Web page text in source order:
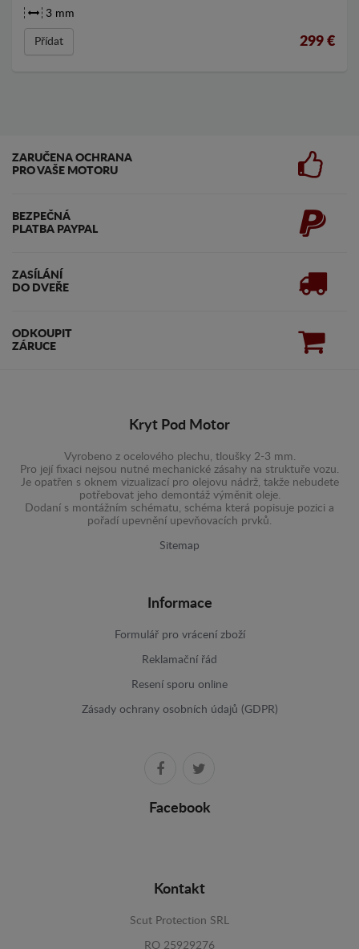
3 mm
Přídat 299 €
ZARUČENA OCHRANA
PRO VAŠE MOTORU
BEZPEČNÁ
PLATBA PAYPAL
ZASÍLÁNÍ
DO DVEŘE
ODKOUPIT
ZÁRUCE
Kryt Pod Motor
Vyrobeno z ocelového plechu, tloušky 2-3 mm.
Pro její fixaci nejsou nutné mechanické zásahy na struktuře vozu.
Je opatřen s oknem vizualizací pro olejovu nádrž, takže nebudete
potřebovat jeho demontáž výměnit oleje.
Dodaní s montážním schématu, schéma která popisuje pozici a
pořadí upevnění upevňovacích prvků.
Sitemap
Informace
Formulář pro vrácení zboží
Reklamační řád
Resení sporu online
Zásady ochrany osobních údajů (GDPR)
Facebook
Kontakt
Scut Protection SRL
RO 25929276